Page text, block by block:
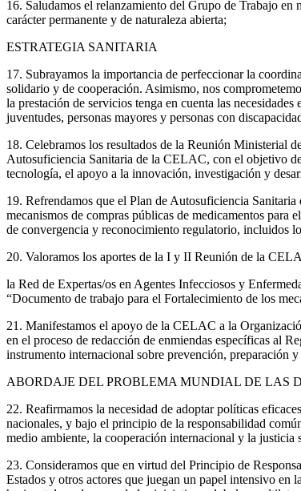
16. Saludamos el relanzamiento del Grupo de Trabajo
carácter permanente y de naturaleza abierta;
ESTRATEGIA SANITARIA
17. Subrayamos la importancia de perfeccionar la
solidario y de cooperación. Asimismo, nos
la prestación de servicios tenga en cuenta las
juventudes, personas mayores y personas con
18. Celebramos los resultados de la Reunión Ministerial
Autosuficiencia Sanitaria de la CELAC, con el objetivo
tecnología, el apoyo a la innovación, investigación y
19. Refrendamos que el Plan de Autosuficiencia
mecanismos de compras públicas de medicamentos
de convergencia y reconocimiento regulatorio, incluidos
20. Valoramos los aportes de la I y II Reunión de la
la Red de Expertas/os en Agentes Infecciosos y
“Documento de trabajo para el Fortalecimiento de los
21. Manifestamos el apoyo de la CELAC a la
en el proceso de redacción de enmiendas específicas al
instrumento internacional sobre prevención, preparación
ABORDAJE DEL PROBLEMA MUNDIAL DE LAS
22. Reafirmamos la necesidad de adoptar políticas
nacionales, y bajo el principio de la responsabilidad
medio ambiente, la cooperación internacional y la justicia
23. Consideramos que en virtud del Principio de
Estados y otros actores que juegan un papel intensivo en